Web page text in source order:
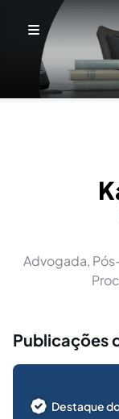
Advogada,
Publicações
Destaque